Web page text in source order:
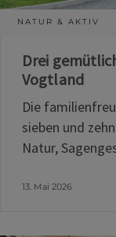
NATUR & AKTIV
Drei
Vogtland
Die
sieben und
Natur,
13. Mai 2026